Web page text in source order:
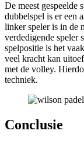
De meest gespeelde
dubbelspel is er een
linker speler is in de
verdedigende speler
spelpositie is het
veel kracht kan
met de volley.
techniek.
Conclusie